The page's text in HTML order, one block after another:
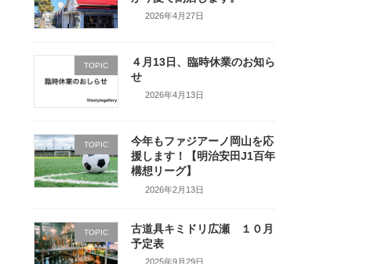
2026年4月27日
TOPIC
４月13日、臨時休業のお知ら
せ
2026年4月13日
TOPIC
今年もファジアーノ岡山を応
援します！【明治安田J1百年
構想リーグ】
2026年2月13日
TOPIC
古道具キミドリ広瀬 １０月
予定表
2025年9月29日